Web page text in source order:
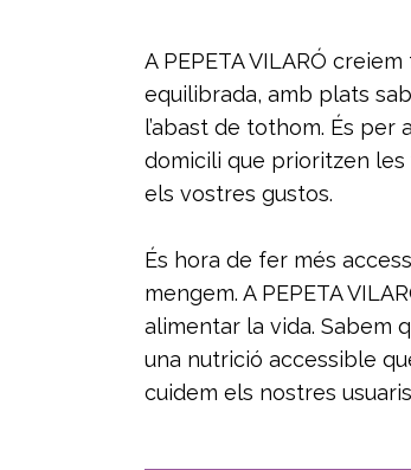
A PEPETA VILARÓ
equilibrada, amb plats
l’abast de tothom. És
domicili que prioritzen
els vostres gustos.
És hora de fer més
mengem. A PEPETA
alimentar la vida. Sabem
una nutrició accessible
cuidem els nostres